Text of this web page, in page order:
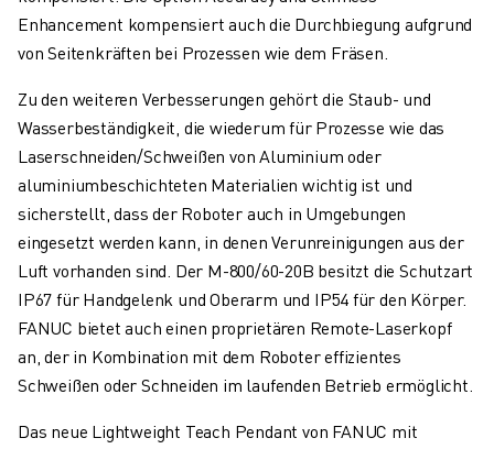
TECHNISCHE FERNUNTERSTÜTZUNG
ERSATZTEILE
DIGITALE SERVICE TOOLS
E-STORE
DOWNLOAD CENTER » MYFANUC
TRAINING & AUSBILDUNG
FANUC AKADEMIE
BRANCHEN-LÖSUNGEN
LÖSUNGEN FÜR DIE AUSBILDUNG
WORLDSKILLS & YOUNG TALENTS
BILDUNGSVERANSTALTUNGEN
NEWS & MEDIA
NEWS & MEDIA
BILDUNGSVERANSTALTUNGEN
Enhancement kompensiert auch die Durchbiegung aufgrund
von Seitenkräften bei Prozessen wie dem Fräsen.
Zu den weiteren Verbesserungen gehört die Staub- und
Wasserbeständigkeit, die wiederum für Prozesse wie das
Laserschneiden/Schweißen von Aluminium oder
aluminiumbeschichteten Materialien wichtig ist und
sicherstellt, dass der Roboter auch in Umgebungen
eingesetzt werden kann, in denen Verunreinigungen aus der
Luft vorhanden sind. Der M-800/60-20B besitzt die Schutzart
IP67 für Handgelenk und Oberarm und IP54 für den Körper.
FANUC bietet auch einen proprietären Remote-Laserkopf
an, der in Kombination mit dem Roboter effizientes
Schweißen oder Schneiden im laufenden Betrieb ermöglicht.
Das neue Lightweight Teach Pendant von FANUC mit